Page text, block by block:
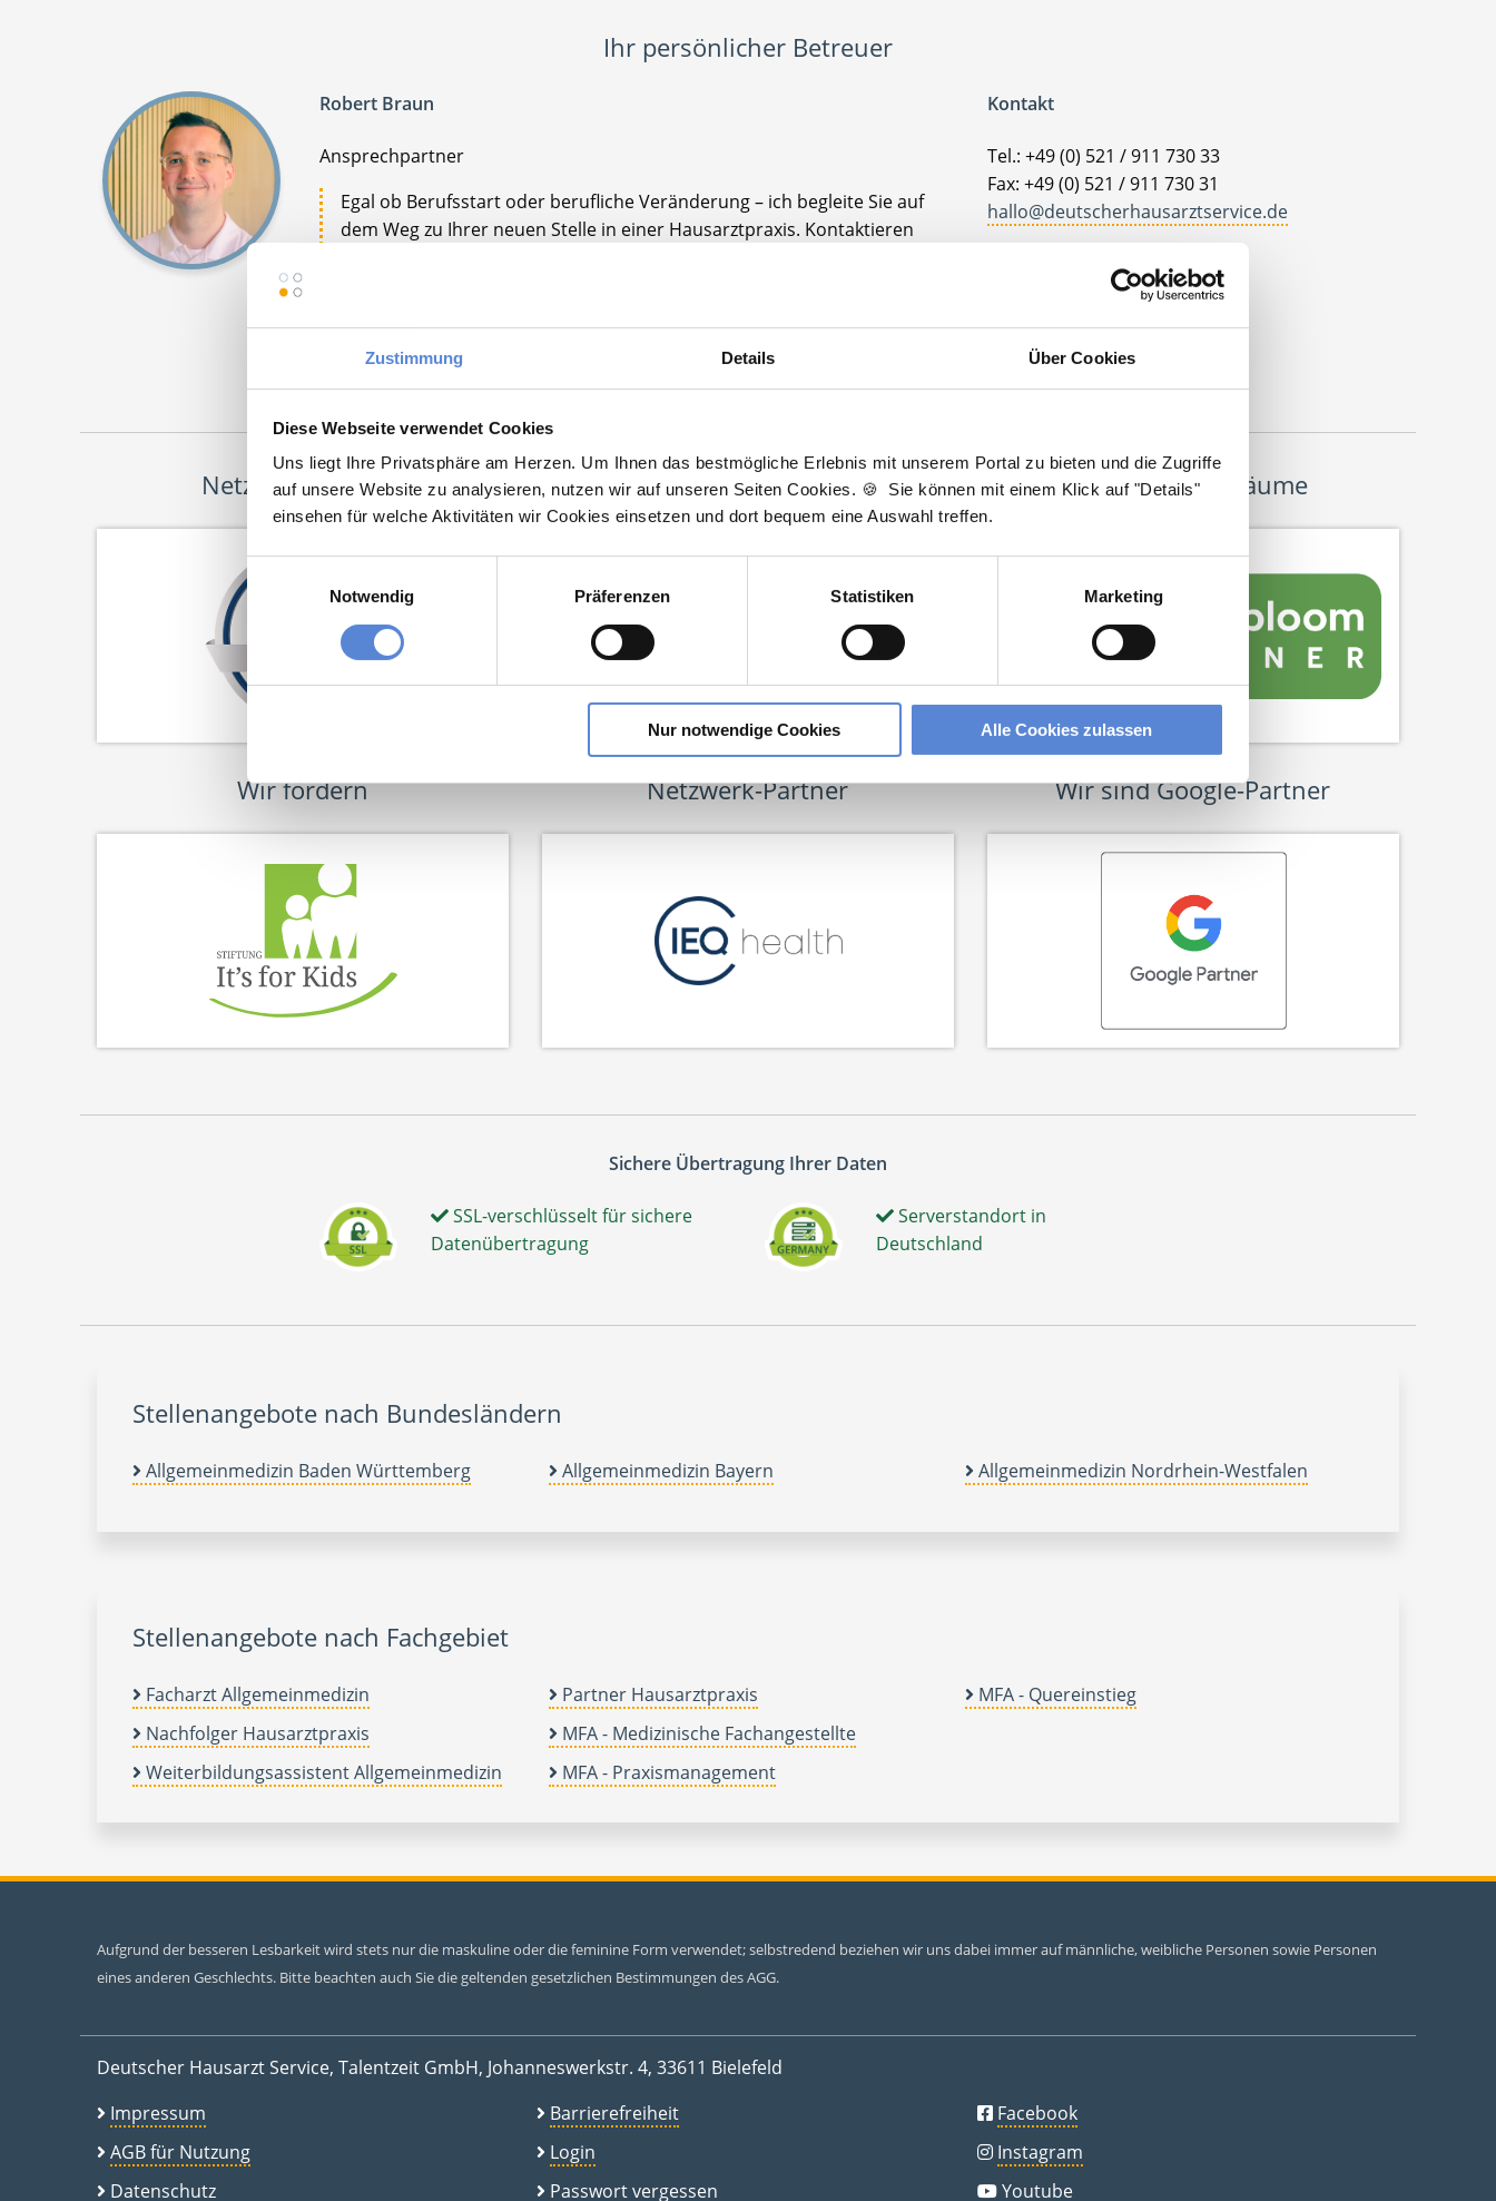
Zustimmung Details Über Cookies
Diese Webseite verwendet Cookies
Uns liegt Ihre Privatsphäre am Herzen. Um Ihnen das bestmögliche Erlebnis mit unserem Portal zu bieten und die Zugriffe
auf unsere Website zu analysieren, nutzen wir auf unseren Seiten Cookies. 🍪 Sie können mit einem Klick auf "Details"
einsehen für welche Aktivitäten wir Cookies einsetzen und dort bequem eine Auswahl treffen.
Einwilligungsauswahl
Notwendig
Präferenzen Statistiken Marketing
Nur notwendige Cookies Alle Cookies zulassen
Ihr persönlicher Betreuer
Robert Braun
Ansprechpartner
Egal ob Berufsstart oder berufliche Veränderung – ich begleite Sie auf
dem Weg zu Ihrer neuen Stelle in einer Hausarztpraxis. Kontaktieren
Jetzt zur kostenlosen Stellenanfrage
Kontakt
Tel.: +49 (0) 521 / 911 730 33
Fax: +49 (0) 521 / 911 730 31
hallo@deutscherhausarztservice.de
Deutscher Hausarzt Service
Johanneswerkstr. 4
33611 Bielefeld
Netzwerk-Partner Wir sind Unterstützer Wir pflanzen Bäume
Wir fördern Netzwerk-Partner Wir sind Google-Partner
Sichere Übertragung Ihrer Daten
SSL-verschlüsselt für sichere
Datenübertragung
Serverstandort in
Deutschland
Stellenangebote nach Bundesländern
Allgemeinmedizin Baden Württemberg Allgemeinmedizin Bayern Allgemeinmedizin Nordrhein-Westfalen
Stellenangebote nach Fachgebiet
Facharzt Allgemeinmedizin
Nachfolger Hausarztpraxis
Weiterbildungsassistent Allgemeinmedizin
Partner Hausarztpraxis
MFA - Medizinische Fachangestellte
MFA - Praxismanagement
MFA - Quereinstieg
Aufgrund der besseren Lesbarkeit wird stets nur die maskuline oder die feminine Form verwendet; selbstredend beziehen wir uns dabei immer auf männliche, weibliche Personen sowie Personen
eines anderen Geschlechts. Bitte beachten auch Sie die geltenden gesetzlichen Bestimmungen des AGG.
Deutscher Hausarzt Service, Talentzeit GmbH, Johanneswerkstr. 4, 33611 Bielefeld
Impressum
AGB für Nutzung
Datenschutz
Barrierefreiheit
Login
Passwort vergessen
Facebook
Instagram
Youtube